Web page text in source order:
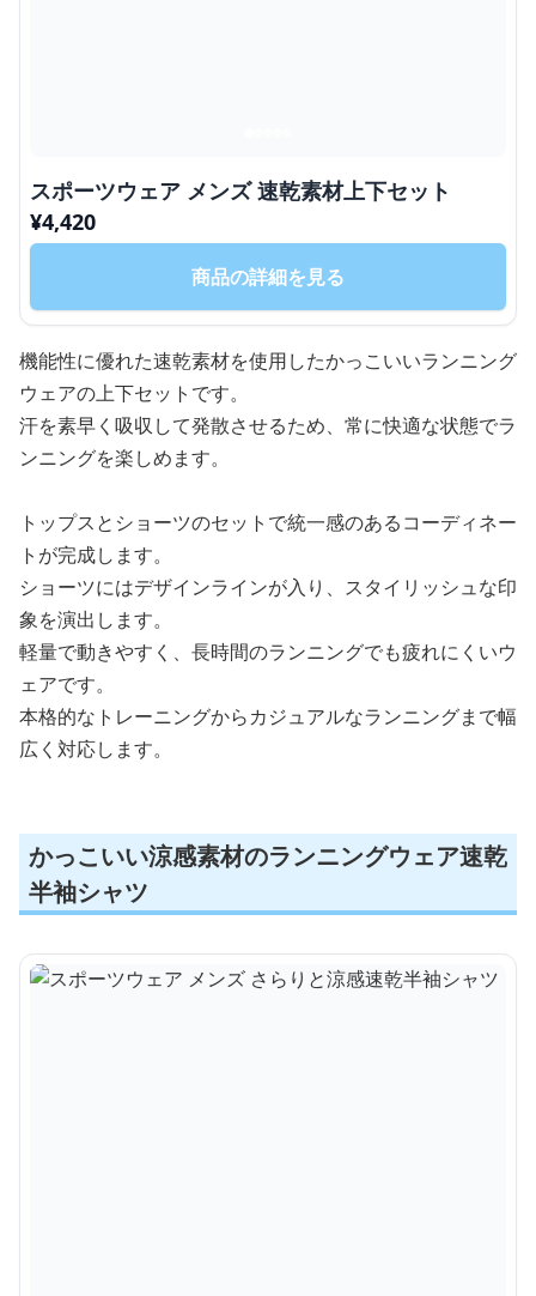
スポーツウェア メンズ 速乾素材上下セット
¥4,420
商品の詳細を見る
機能性に優れた速乾素材を使用したかっこいいランニング
ウェアの上下セットです。
汗を素早く吸収して発散させるため、常に快適な状態でラ
ンニングを楽しめます。
トップスとショーツのセットで統一感のあるコーディネー
トが完成します。
ショーツにはデザインラインが入り、スタイリッシュな印
象を演出します。
軽量で動きやすく、長時間のランニングでも疲れにくいウ
ェアです。
本格的なトレーニングからカジュアルなランニングまで幅
広く対応します。
かっこいい涼感素材のランニングウェア速乾
半袖シャツ